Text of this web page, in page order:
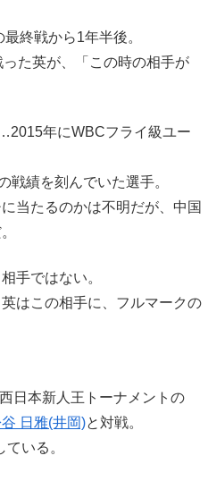
終戦から1年半後。
た英が、「この時の相手が
年にWBCフライ級ユー
戦績を刻んでいた選手。
当たるのかは不明だが、中国
手ではない。
はこの相手に、フルマークの
日本新人王トーナメントの
日雅(井岡)と対戦。
いる。